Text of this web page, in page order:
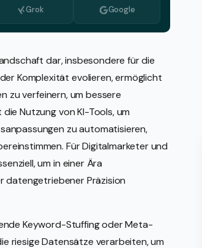
Bulgarisch
Niederländisch
Griechisch
Italienisch
Mazedonisch
Portugiesisch, Portugal
Rumänisch
Grok Google
dar, insbesondere für die
Komplexität evolieren, ermöglicht
zu verfeinern, um bessere
Nutzung von KI-Tools, um
zu automatisieren,
Für Digitalmarketer und
um in einer Ära
datengetriebener Präzision
Keyword-Stuffing oder Meta-
riesige Datensätze verarbeiten, um